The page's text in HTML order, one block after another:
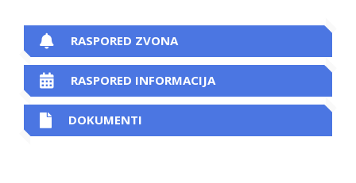
RASPORED ZVONA
RASPORED INFORMACIJA
DOKUMENTI